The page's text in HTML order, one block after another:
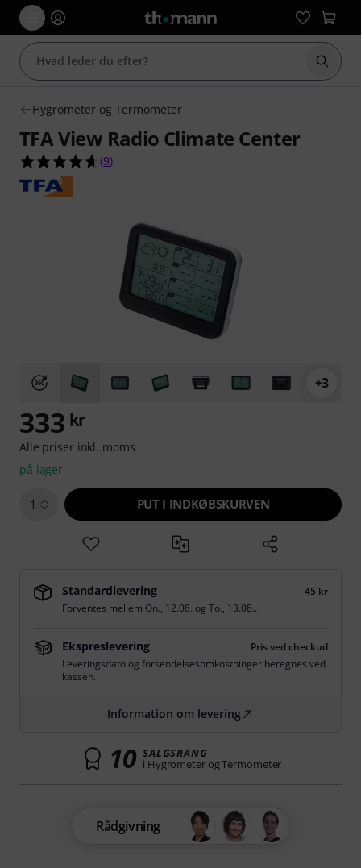
Start
Hygrometer og Termometer
TFA View Radio Climate Center
4.7 ud af 5 stjerner fra 9 kundebedømmelser
(9)
+3
333 kr
Alle priser inkl. moms
på lager
1 PUT I INDKØBSKURVEN
Standardlevering
45 kr
Forventes mellem On., 12.08. og To., 13.08..
Ekspreslevering
Pris ved checkud
Leveringsdato og forsendelsesomkostninger beregnes ved
kassen.
Information om levering
10 SALGSRANG
i Hygrometer og Termometer
Rådgivning